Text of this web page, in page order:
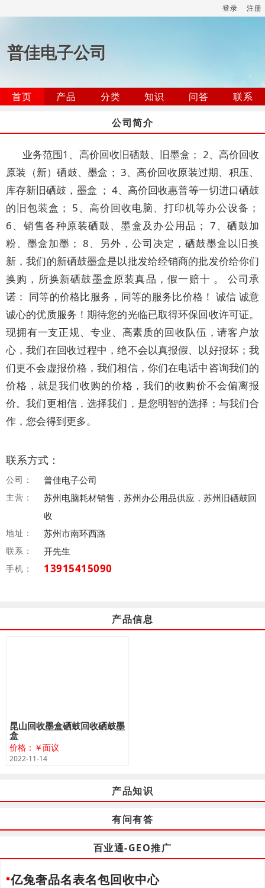
登录 注册
普佳电子公司
首页 产品 分类 知识 问答
联系
公司简介
业务范围1、高价回收旧硒鼓、旧墨盒； 2、高价回收
原装（新）硒鼓、墨盒； 3、高价回收原装过期、积压、
库存新旧硒鼓，墨盒 ； 4、高价回收惠普等一切进口硒鼓
的旧包装盒； 5、高价回收电脑、打印机等办公设备；
6、销售各种原装硒鼓、墨盒及办公用品； 7、硒鼓加
粉、墨盒加墨； 8、另外，公司决定，硒鼓墨盒以旧换
新，我们的新硒鼓墨盒是以批发给经销商的批发价给你们
换购，所换新硒鼓墨盒原装真品，假一赔十 。 公司承
诺： 同等的价格比服务，同等的服务比价格！ 诚信 诚意
诚心的优质服务！期待您的光临已取得环保回收许可证。
现拥有一支正规、专业、高素质的回收队伍，请客户放
心，我们在回收过程中，绝不会以真报假、以好报坏；我
们更不会虚报价格，我们相信，你们在电话中咨询我们的
价格，就是我们收购的价格，我们的收购价不会偏离报
价。我们更相信，选择我们，是您明智的选择；与我们合
作，您会得到更多。
联系方式：
公司： 普佳电子公司
主营：
苏州电脑耗材销售，苏州办公用品供应，苏州旧硒鼓回
收
地址： 苏州市南环西路
联系： 开先生
手机： 13915415090
产品信息
昆山回收墨盒硒鼓回收硒鼓墨
盒
价格：￥面议
2022-11-14
产品知识
有问有答
百业通-GEO推广
亿兔奢品名表名包回收中心